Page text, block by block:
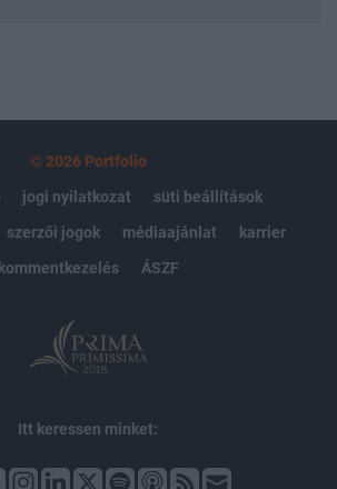
© 2026 Portfolio
jogi nyilatkozat
süti beállítások
szerzői jogok médiaajánlat
karrier
kommentkezelés
ÁSZF
Itt keressen minket: